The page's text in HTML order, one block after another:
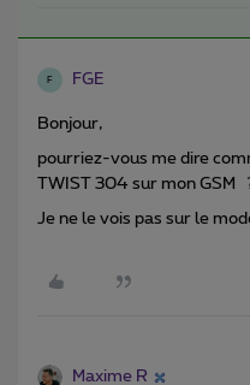
F FGE
Bonjour,
pourriez-vous me dire
TWIST 304 sur mon GSM
Je ne le vois pas sur le
Maxime R